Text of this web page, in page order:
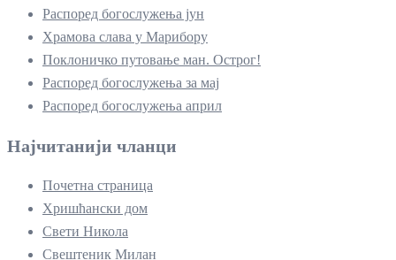
Распоред богослужења јун
Храмова слава у Марибору
Поклоничко путовање ман. Острог!
Распоред богослужења за мај
Распоред богослужења април
Најчитанији чланци
Почетна страница
Хришћански дом
Свети Никола
Свештеник Милан